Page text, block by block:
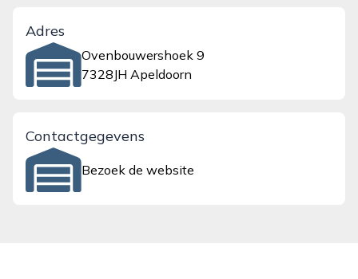
Adres
Ovenbouwershoek 9
7328JH Apeldoorn
Contactgegevens
Bezoek de website